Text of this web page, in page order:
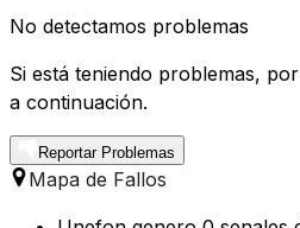
No detectamos problemas
Si está teniendo problemas,
a continuación.
Reportar Problemas
Mapa de Fallos